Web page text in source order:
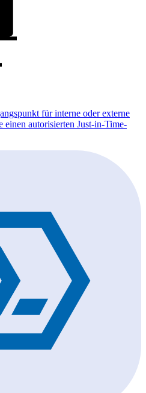
für interne oder externe
einen autorisierten Just-in-Time-